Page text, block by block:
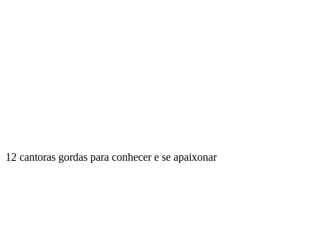
12 cantoras gordas para conhecer e se apaixonar